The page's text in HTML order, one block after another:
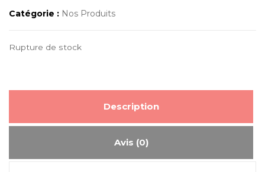
Catégorie : Nos Produits
Rupture de stock
Description
Avis (0)